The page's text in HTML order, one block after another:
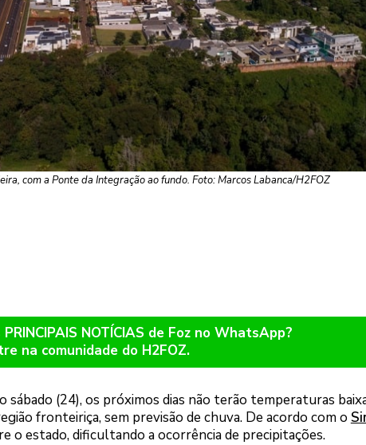
com a Ponte da Integração ao fundo. Foto: Marcos Labanca/H2FOZ
NOTÍCIAS de Foz no WhatsApp?
na comunidade do H2FOZ.
sábado (24), os próximos dias não terão temperaturas
fronteiriça, sem previsão de chuva. De acordo com o
o estado, dificultando a ocorrência de precipitações.